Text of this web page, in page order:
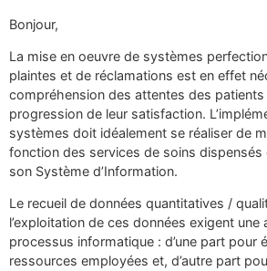
Bonjour,
La mise en oeuvre de systèmes
plaintes et de réclamations est en effet
compréhension des attentes des patients
progression de leur satisfaction.
systèmes doit idéalement se réaliser de
fonction des services de soins dispensés
son Système d’Information.
Le recueil de données quantitatives /
l’exploitation de ces données exigent
processus informatique : d’une part pour
ressources employées et, d’autre part